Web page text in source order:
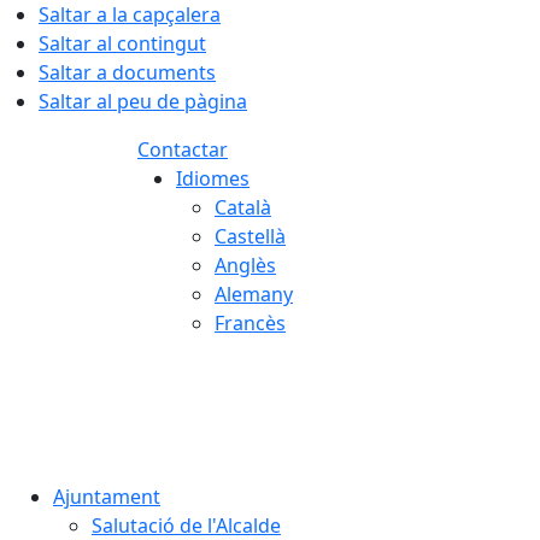
Saltar a la capçalera
Saltar al contingut
Saltar a documents
Saltar al peu de pàgina
Contactar
Idiomes
Català
Castellà
Anglès
Alemany
Francès
Ajuntament
Salutació de l'Alcalde